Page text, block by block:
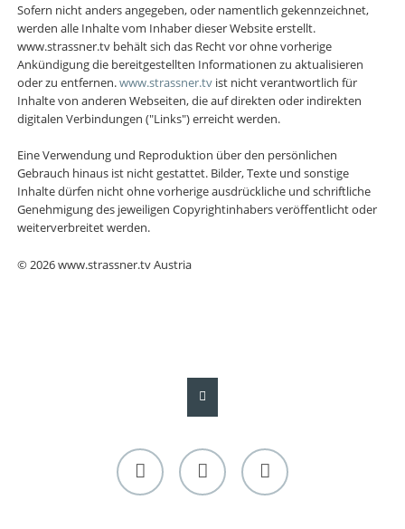
Sofern nicht anders angegeben, oder namentlich gekennzeichnet,
werden alle Inhalte vom Inhaber dieser Website erstellt.
www.strassner.tv behält sich das Recht vor ohne vorherige
Ankündigung die bereitgestellten Informationen zu aktualisieren
oder zu entfernen.www.strassner.tvist nicht verantwortlich für
Inhalte von anderen Webseiten, die auf direkten oder indirekten
digitalen Verbindungen ("Links") erreicht werden.
Eine Verwendung und Reproduktion über den persönlichen
Gebrauch hinaus ist nicht gestattet. Bilder, Texte und sonstige
Inhalte dürfen nicht ohne vorherige ausdrückliche und schriftliche
Genehmigung des jeweiligen Copyrightinhabers veröffentlicht oder
weiterverbreitet werden.
© 2026 www.strassner.tv Austria